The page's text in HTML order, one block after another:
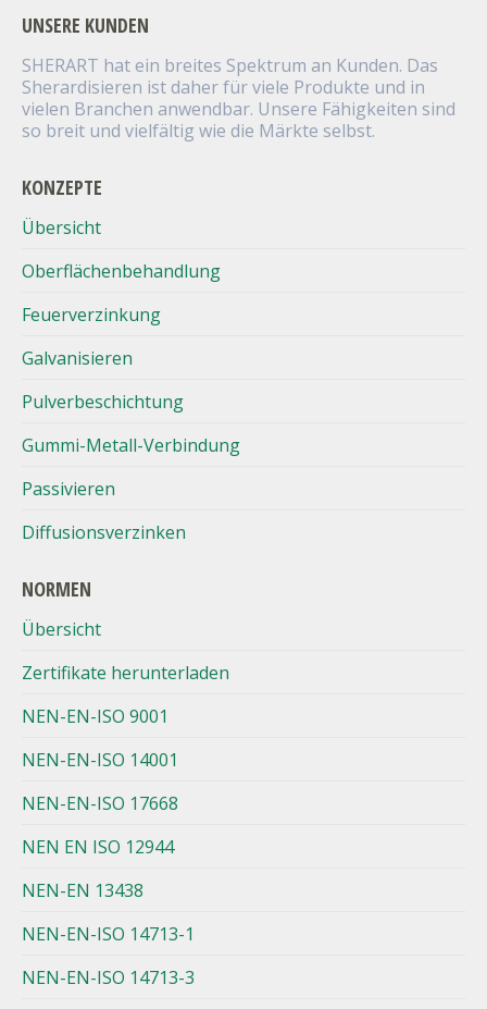
UNSERE KUNDEN
SHERART hat ein breites Spektrum an Kunden. Das
Sherardisieren ist daher für viele Produkte und in
vielen Branchen anwendbar. Unsere Fähigkeiten sind
so breit und vielfältig wie die Märkte selbst.
KONZEPTE
Übersicht
Oberflächenbehandlung
Feuerverzinkung
Galvanisieren
Pulverbeschichtung
Gummi-Metall-Verbindung
Passivieren
Diffusionsverzinken
NORMEN
Übersicht
Zertifikate herunterladen
NEN-EN-ISO 9001
NEN-EN-ISO 14001
NEN-EN-ISO 17668
NEN EN ISO 12944
NEN-EN 13438
NEN-EN-ISO 14713-1
NEN-EN-ISO 14713-3